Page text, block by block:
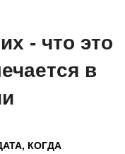
- что это
в
КОГДА